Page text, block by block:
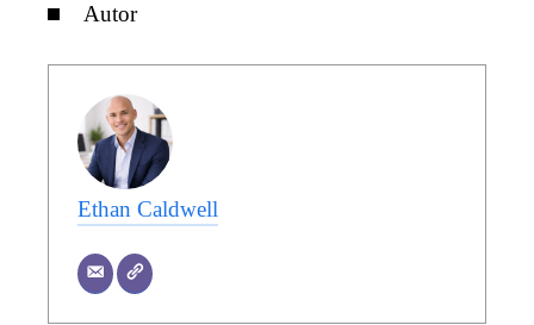
Autor
Ethan Caldwell